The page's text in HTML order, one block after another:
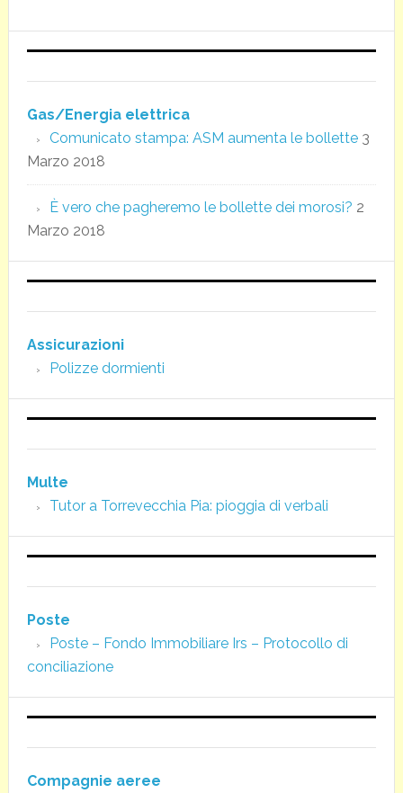
Gas/Energia elettrica
Comunicato stampa: ASM aumenta le bollette3
Marzo 2018
È vero che pagheremo le bollette dei morosi? 2
Marzo 2018
Assicurazioni
Polizze dormienti
Multe
Tutor a Torrevecchia Pia: pioggia di verbali
Poste
Poste – Fondo Immobiliare Irs – Protocollo di
conciliazione
Compagnie aeree